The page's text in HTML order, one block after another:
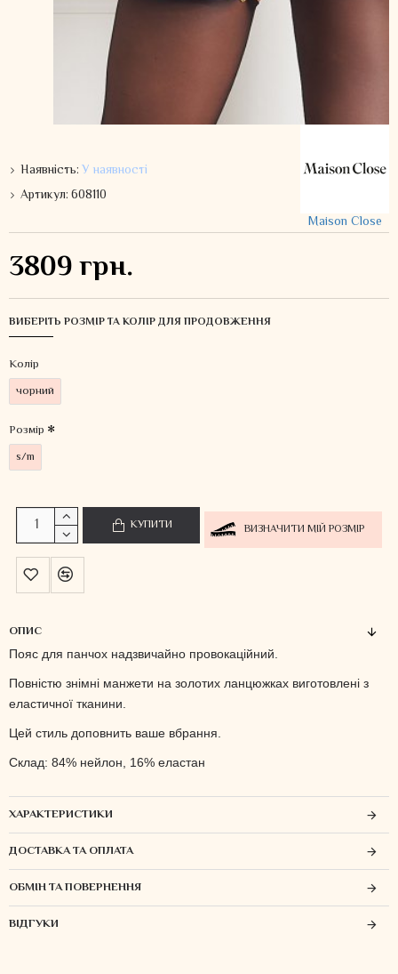
Наявність:У наявності
Артикул:608110
Maison Close
3809 грн.
ВИБЕРІТЬ РОЗМІР ТА КОЛІР ДЛЯ ПРОДОВЖЕННЯ
Колiр
чорний
Розмір
s/m
КУПИТИ ВИЗНАЧИТИ МІЙ РОЗМІР
ОПИС
Пояс для панчох надзвичайно провокаційний.
Повністю знімні манжети на золотих ланцюжках виготовлені з
еластичної тканини.
Цей стиль доповнить ваше вбрання.
Склад: 84% нейлон, 16% еластан
ХАРАКТЕРИСТИКИ
ДОСТАВКА ТА ОПЛАТА
ОБМІН ТА ПОВЕРНЕННЯ
ВІДГУКИ